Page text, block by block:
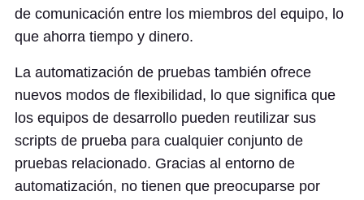
de comunicación entre los miembros del equipo, lo
que ahorra tiempo y dinero.
La automatización de pruebas también ofrece
nuevos modos de flexibilidad, lo que significa que
los equipos de desarrollo pueden reutilizar sus
scripts de prueba para cualquier conjunto de
pruebas relacionado. Gracias al entorno de
automatización, no tienen que preocuparse por